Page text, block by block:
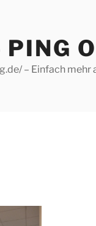
PING
– Einfach mehr